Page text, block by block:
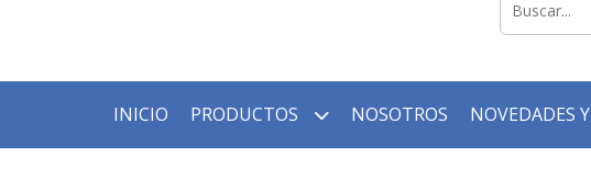
INICIO PRODUCTOS NOSOTROS NOVEDADES